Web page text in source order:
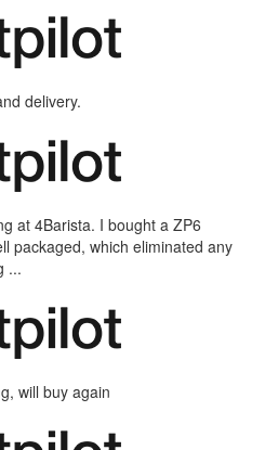
delivery.
at 4Barista. I bought a ZP6
packaged, which eliminated any
...
will buy again